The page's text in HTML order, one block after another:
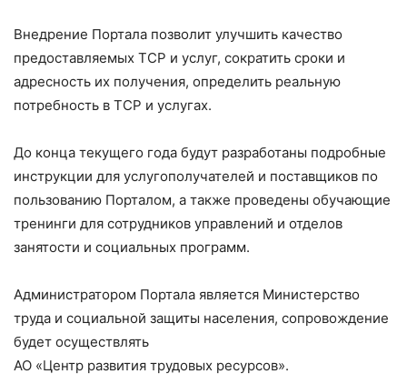
Внедрение Портала позволит улучшить качество
предоставляемых ТСР и услуг, сократить сроки и
адресность их получения, определить реальную
потребность в ТСР и услугах.
До конца текущего года будут разработаны подробные
инструкции для услугополучателей и поставщиков по
пользованию Порталом, а также проведены обучающие
тренинги для сотрудников управлений и отделов
занятости и социальных программ.
Администратором Портала является Министерство
труда и социальной защиты населения, сопровождение
будет осуществлять
АО «Центр развития трудовых ресурсов».